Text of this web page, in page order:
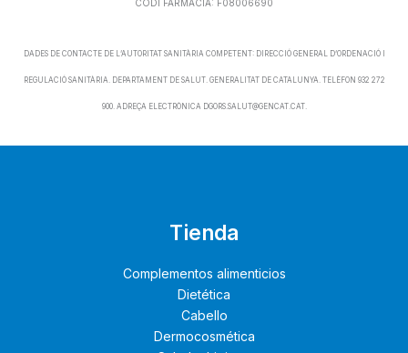
CODI FARMACIA: F08006690
DADES DE CONTACTE DE L’AUTORITAT SANITÀRIA COMPETENT: DIRECCIÓ GENERAL D’ORDENACIÓ I
REGULACIÓ SANITÀRIA. DEPARTAMENT DE SALUT. GENERALITAT DE CATALUNYA. TELÈFON 932 272
900. ADREÇA ELECTRÒNICA DGORS.SALUT@GENCAT.CAT.
Tienda
Complementos alimenticios
Dietética
Cabello
Dermocosmética